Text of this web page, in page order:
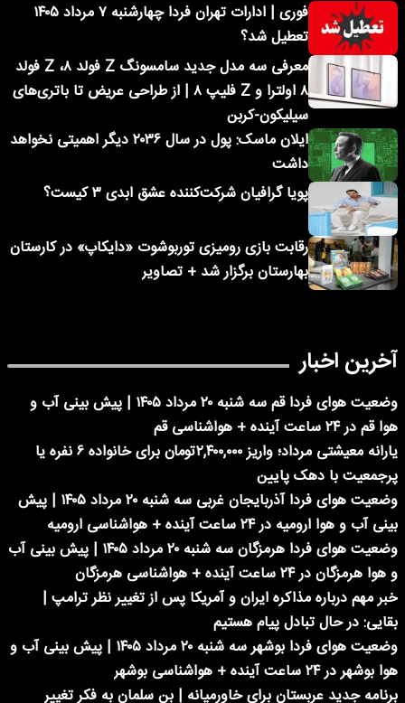
فوری | ادارات تهران فردا چهارشنبه ۷ مرداد ۱۴۰۵
تعطیل شد؟
معرفی سه مدل جدید سامسونگ Z فولد ۸، Z فولد
۸ اولترا و Z فلیپ ۸ | از طراحی عریض تا باتری‌های
سیلیکون-کربن
ایلان ماسک: پول در سال ۲۰۳۶ دیگر اهمیتی نخواهد
داشت
پویا گرافیان شرکت‌کننده عشق ابدی ۳ کیست؟
رقابت بازی رومیزی توربوشوت «دایکاپ» در کارستان
بهارستان برگزار شد + تصاویر
آخرین اخبار
وضعیت هوای فردا قم سه شنبه ۲۰ مرداد ۱۴۰۵ | پیش بینی آب و
هوا قم در ۲۴ ساعت آینده + هواشناسی قم
یارانه معیشتی مرداد؛ واریز ۲,۴۰۰,۰۰۰تومان برای خانواده ۶ نفره یا
پرجمعیت با دهک پایین
وضعیت هوای فردا آذربایجان غربی سه شنبه ۲۰ مرداد ۱۴۰۵ | پیش
بینی آب و هوا ارومیه در ۲۴ ساعت آینده + هواشناسی ارومیه
وضعیت هوای فردا هرمزگان سه شنبه ۲۰ مرداد ۱۴۰۵ | پیش بینی آب
و هوا هرمزگان در ۲۴ ساعت آینده + هواشناسی هرمزگان
خبر مهم درباره مذاکره ایران و آمریکا پس از تغییر نظر ترامپ |
بقایی: در حال تبادل پیام هستیم
وضعیت هوای فردا بوشهر سه شنبه ۲۰ مرداد ۱۴۰۵ | پیش بینی آب و
هوا بوشهر در ۲۴ ساعت آینده + هواشناسی بوشهر
برنامه جدید عربستان برای خاورمیانه | بن سلمان به فکر تغییر